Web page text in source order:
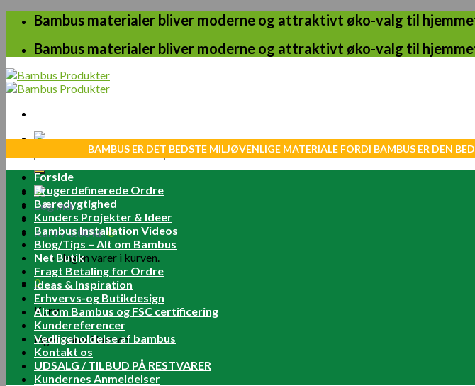
Skip
content
Bambus materialer bliver moderne og attraktivt øko-valg til
Bambus materialer bliver moderne og attraktivt øko-valg til
efter:
Log ind
Kurv /0.00kr.0
Ingen varer i kurven.
0
Kurv
Ingen varer i kurven.
BAMBUS ER DET BEDSTE MILJØVENLIGE MATERIALE FORDI BAMBUS ER DEN
Forside
Brugerdefinerede Ordre
Bæredygtighed
Kunders Projekter & Ideer
Bambus Installation Videos
Blog/Tips – Alt om Bambus
Net Butik
Fragt Betaling for Ordre
Ideas & Inspiration
Erhvervs-og Butikdesign
Alt om Bambus og FSC certificering
Kundereferencer
Vedligeholdelse af bambus
Kontakt os
UDSALG / TILBUD PÅ RESTVARER
Kundernes Anmeldelser